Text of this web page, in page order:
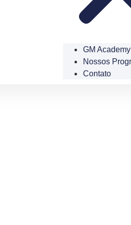
GM Academy
Nossos
Contato